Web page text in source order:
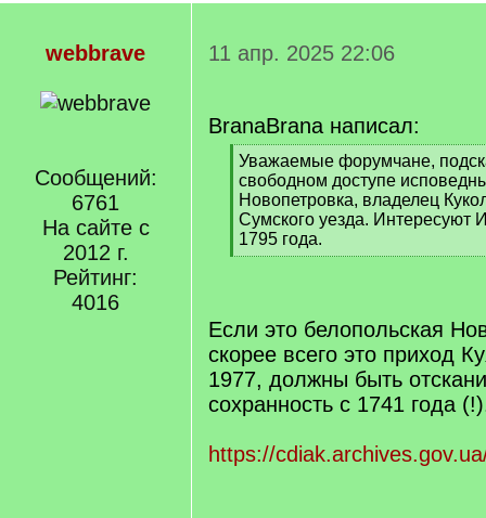
webbrave
Сообщений:
6761
На сайте с
2012 г.
Рейтинг:
4016
11 апр. 2025 22:06
BranaBrana написал:
[
q
]
Уважаемые форумчане,
свободном доступе
Новопетровка, владелец
Сумского уезда. Интересуют
1795 года.
[
Если это белопольская
скорее всего это приход
1977, должны быть
сохранность с 1741 года
https://